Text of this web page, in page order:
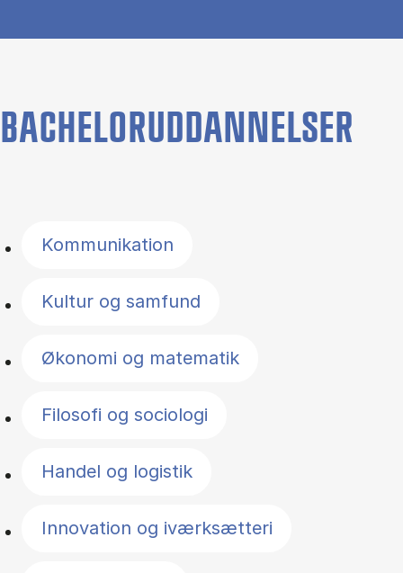
BACHELORUDDANNELSER
Kommunikation
Kultur og samfund
Økonomi og matematik
Filosofi og sociologi
Handel og logistik
Innovation og iværksætteri